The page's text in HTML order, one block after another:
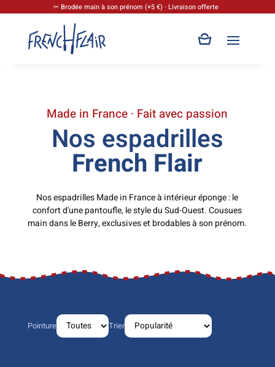
✂ Brodée main à son prénom (+5 €) · Livraison offerte
Made in France · Fait avec passion
Nos espadrilles
French Flair
Nos espadrilles Made in France à intérieur éponge : le
confort d'une pantoufle, le style du Sud-Ouest. Cousues
main dans le Berry, exclusives et brodables à son prénom.
Pointure Trier